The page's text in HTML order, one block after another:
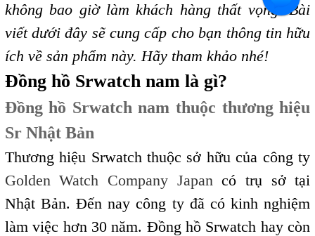
không bao giờ làm khách hàng thất vọng. Bài
viết dưới đây sẽ cung cấp cho bạn thông tin hữu
ích về sản phẩm này. Hãy tham khảo nhé!
Đồng hồ Srwatch nam là gì?
Đồng hồ Srwatch nam thuộc thương hiệu
Sr Nhật Bản
Thương hiệu Srwatch thuộc sở hữu của công ty
Golden Watch Company Japancó trụ sở tại
Nhật Bản. Đến nay công ty đã có kinh nghiệm
làm việc hơn 30 năm. Đồng hồ Srwatch hay còn